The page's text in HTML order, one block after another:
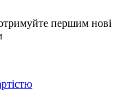
першим нові